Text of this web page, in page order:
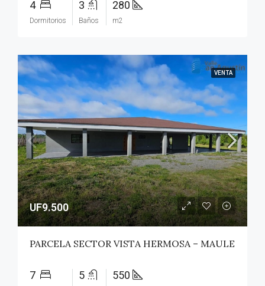
4
Dormitorios
3
Baños
280
m2
VENTA
UF9.500
PARCELA SECTOR VISTA HERMOSA – MAULE
7 5 550